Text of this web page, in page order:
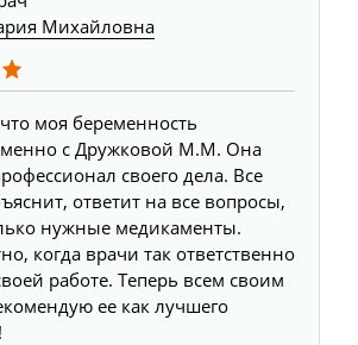
Михайловна
моя беременность
с Дружковой М.М. Она
своего дела. Все
ответит на все вопросы,
нужные медикаменты.
когда врачи так ответственно
работе. Теперь всем своим
ее как лучшего